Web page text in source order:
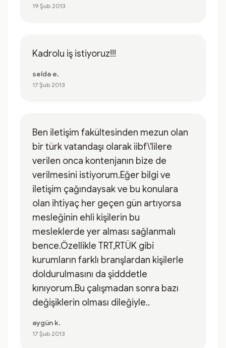
19 Şub 2013
Kadrolu iş istiyoruz!!!
selda e.
17 Şub 2013
Ben iletişim fakültesinden mezun olan
bir türk vatandaşı olarak iibf\'lilere
verilen onca kontenjanın bize de
verilmesini istiyorum.Eğer bilgi ve
iletişim çağındaysak ve bu konulara
olan ihtiyaç her geçen gün artıyorsa
mesleğinin ehli kişilerin bu
mesleklerde yer alması sağlanmalı
bence.Özellikle TRT,RTÜK gibi
kurumların farklı branşlardan kişilerle
doldurulmasını da şidddetle
kınıyorum.Bu çalışmadan sonra bazı
değişiklerin olması dileğiyle..
aygün k.
17 Şub 2013